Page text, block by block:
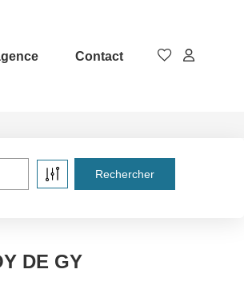
Contact
DE GY